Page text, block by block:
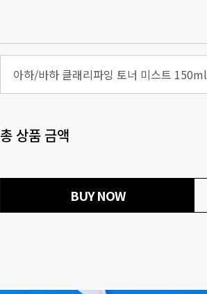
아하/바하 클래리파잉 토너 미스트 150ml
총 상품 금액
BUY NOW